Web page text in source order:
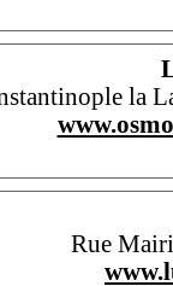
la
Rue